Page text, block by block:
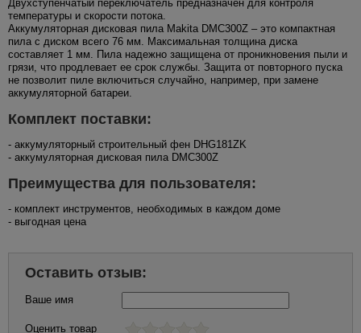
Двухступенчатый переключатель предназначен для контроля
температуры и скорости потока.
Аккумуляторная дисковая пила Makita DMC300Z – это компактная
пила с диском всего 76 мм. Максимальная толщина диска
составляет 1 мм. Пила надежно защищена от проникновения пыли и
грязи, что продлевает ее срок службы. Защита от повторного пуска
не позволит пиле включиться случайно, например, при замене
аккумуляторной батареи.
Комплект поставки:
- аккумуляторный строительный фен DHG181ZK
- аккумуляторная дисковая пила DMC300Z
Преимущества для пользователя:
- комплект инструментов, необходимых в каждом доме
- выгодная цена
Оставить отзыв:
Ваше имя
Оценить товар